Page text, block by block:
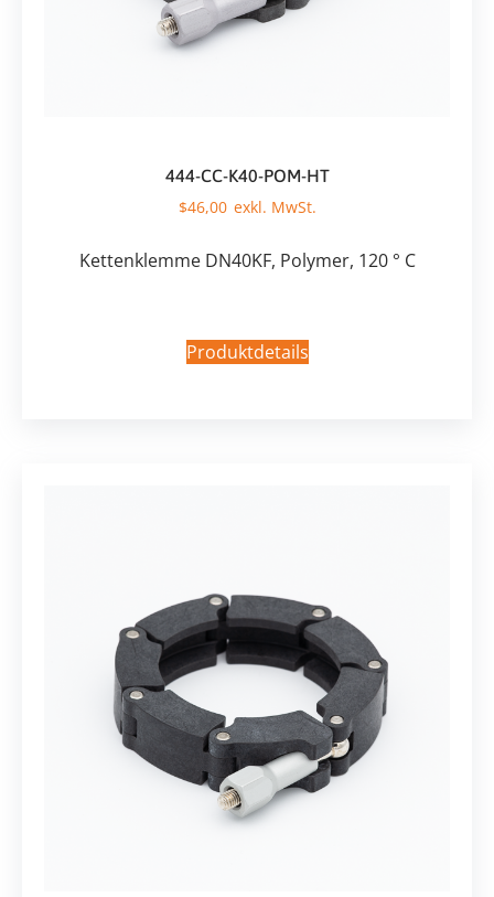
444-CC-K40-POM-HT
$46,00
Kettenklemme DN40KF, Polymer, 120 ° C
Produktdetails